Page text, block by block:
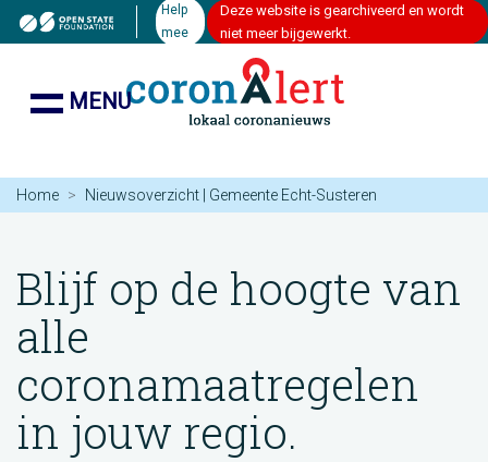
Help
mee
Deze website is gearchiveerd en wordt
niet meer bijgewerkt.
MENU
Home Nieuwsoverzicht | Gemeente Echt-Susteren
Blijf op de hoogte van
alle
coronamaatregelen
in jouw regio.